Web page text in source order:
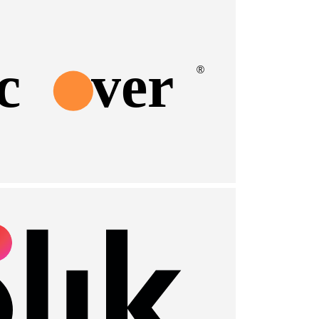
ver ®